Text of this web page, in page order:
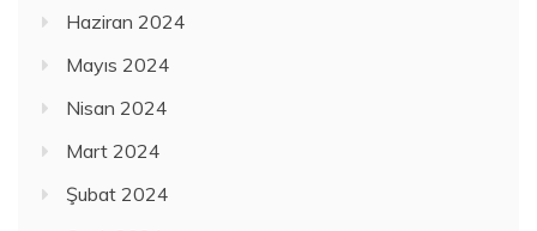
Haziran 2024
Mayıs 2024
Nisan 2024
Mart 2024
Şubat 2024